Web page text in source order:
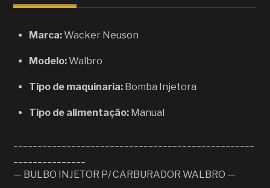
Marca:Wacker Neuson
Modelo:Walbro
Tipo de maquinaria: Bomba Injetora
Tipo de alimentação: Manual
— BULBO INJETOR P/ CARBURADOR WALBRO —